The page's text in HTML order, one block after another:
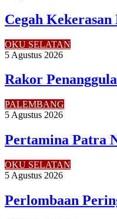
Cegah
OKU SELATAN
5 Agustus 2026
Rakor
PALEMBANG
5 Agustus 2026
Pertamina Patra
OKU SELATAN
5 Agustus 2026
Perlombaan